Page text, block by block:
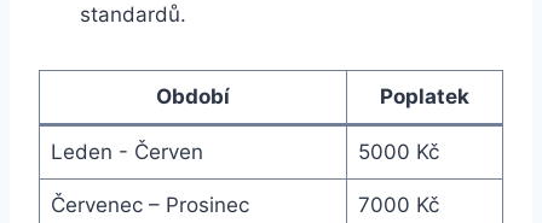
standardů.
Období Poplatek
Leden ‍- Červen 5000 ​Kč
Červenec – Prosinec 7000 Kč